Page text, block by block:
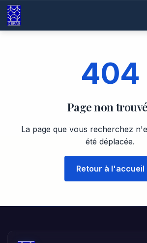
404
Page non
La page que vous recherchez
été déplacée.
Retour à l'accueil